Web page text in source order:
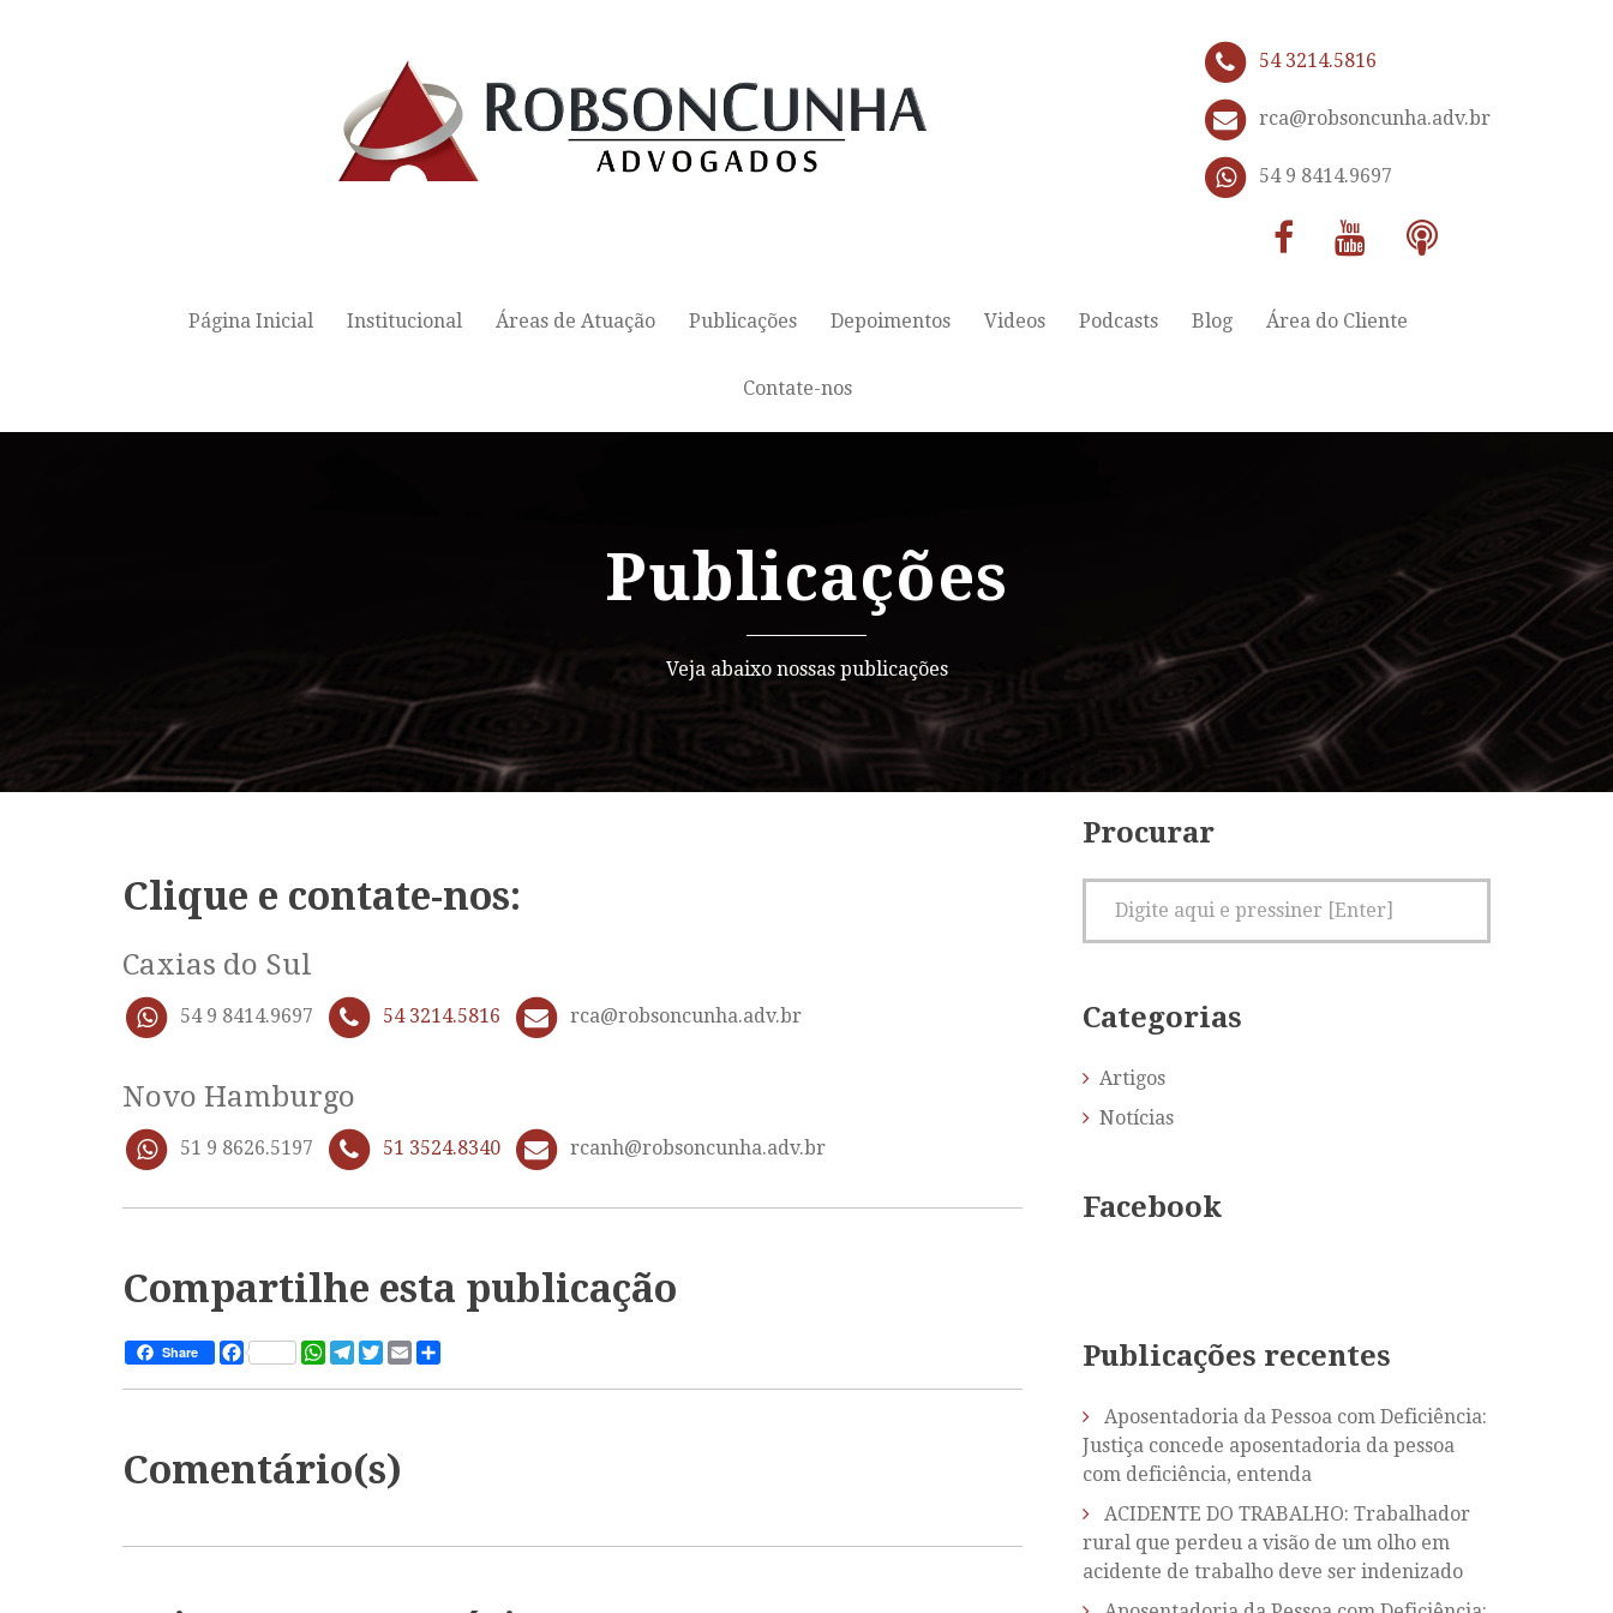
54 3214.5816
rca@robsoncunha.adv.br
54 9 8414.9697
Página Inicial Institucional Áreas de Atuação Publicações Depoimentos Videos Podcasts Blog Área do Cliente
Contate-nos
Publicações
Veja abaixo nossas publicações
Clique e contate-nos:
Caxias do Sul
54 9 8414.9697 54 3214.5816 rca@robsoncunha.adv.br
Novo Hamburgo
51 9 8626.5197 51 3524.8340 rcanh@robsoncunha.adv.br
Compartilhe esta publicação
Share Facebook WhatsApp
Telegram
Twitter
Email
Comentário(s)
Procurar
Categorias
Artigos
Notícias
Facebook
Publicações recentes
Aposentadoria da Pessoa com Deficiência:
Justiça concede aposentadoria da pessoa
com deficiência, entenda
ACIDENTE DO TRABALHO: Trabalhador
rural que perdeu a visão de um olho em
acidente de trabalho deve ser indenizado